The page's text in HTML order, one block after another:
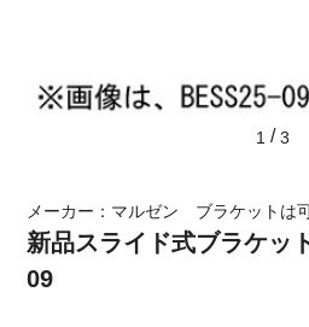
1 /3
メーカー：マルゼン ブラケットは可
新品スライド式ブラケ
09